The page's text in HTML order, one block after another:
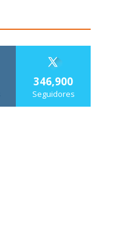
346,900
Seguidores